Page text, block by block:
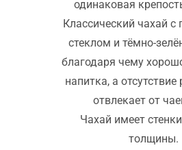
одинаковая
Классический чахай
стеклом и тёмно-
благодаря чему
напитка, а отсутствие
отвлекает от
Чахай имеет
толщины.